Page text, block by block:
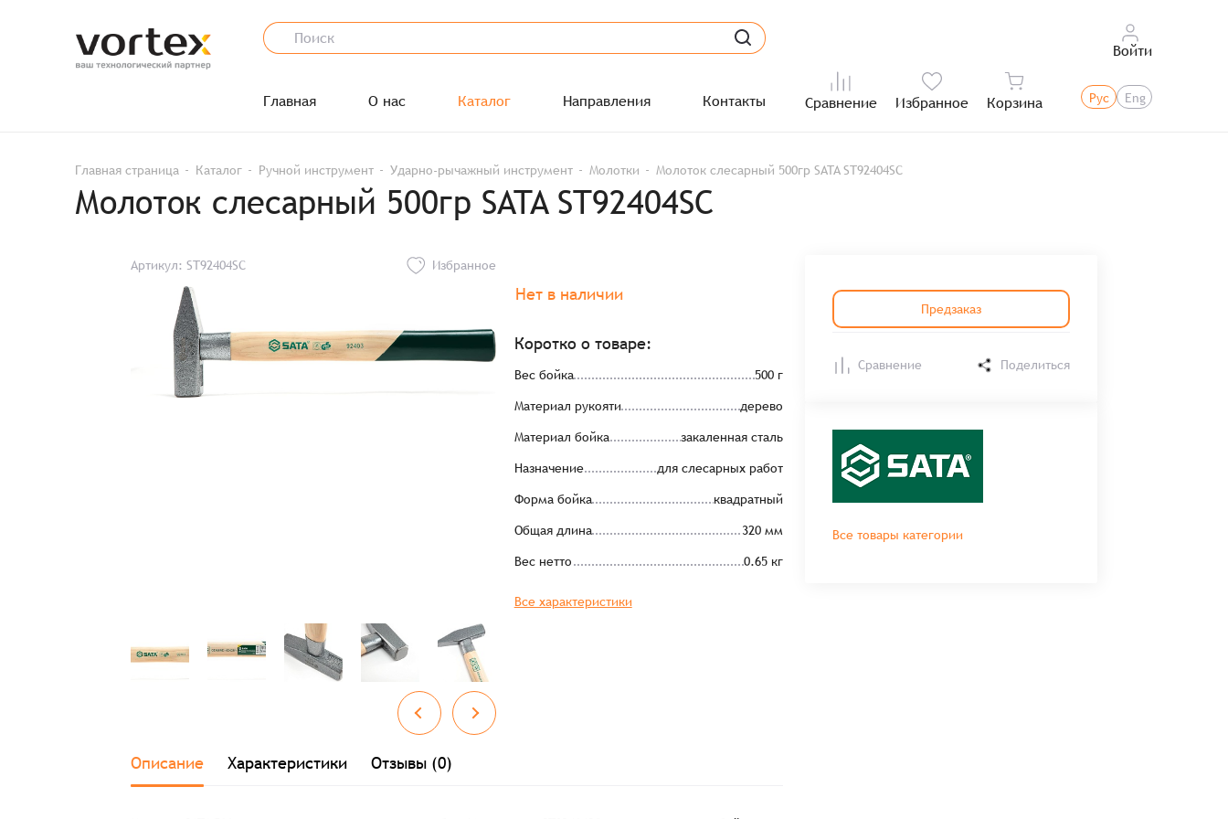
Войти
Главная О нас Каталог Направления Контакты Сравнение Избранное Корзина Рус Eng
Главная страница Каталог Ручной инструмент Ударно-рычажный инструмент Молотки Молоток слесарный 500гр SATA ST92404SC
Молоток слесарный 500гр SATA ST92404SC
Артикул: ST92404SC Избранное
Нет в наличии
Коротко о товаре:
Вес бойка 500 г
Материал рукояти дерево
Материал бойка закаленная сталь
Назначение для слесарных работ
Форма бойка квадратный
Общая длина 320 мм
Вес нетто 0.65 кг
Все характеристики
Предзаказ
Сравнение Поделиться
Все товары категории
Описание Характеристики Отзывы (0)